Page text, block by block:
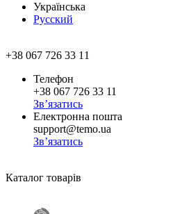
Українська
Русский
+38 067 726 33 11
Телефон
+38 067 726 33 11
Зв’язатись
Електронна пошта
support@temo.ua
Зв’язатись
Каталог товарів